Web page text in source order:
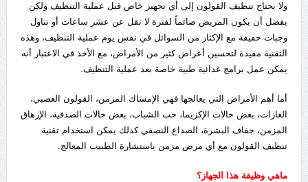
ولا يحتاج تنظيف القولون إلى أي تجهيز خاص قبل عملية التنظيف ولكن
يفضل أن يكون المريض صائماً لفترة لا تقل عن عشر ساعات أو تناول
وجبات خفيفة مع الإكثار من السوائل في نفس يوم عملية التنظيف، وهذه
التقنية مفيدة لتحسين أعراض كثير من الأمراض، مع الأخذ في الاعتبار أنه
يمكن عمل برامج غذائية طبية خاصة بعد عملية التنظيف.
أما أهم الأمراض التي يعالجها فهي الإمساك المزمن، القولون العصبي،
الغازات، بعض حالات الإكزيما، حب الشباب، بعض حالات الصدفية، الإرهاق
المزمن، جفاف البشرة، الصداع النصفي كذلك يمكن استخدام تقنية
تنظيف القولون مع أي مرض مزمن باستشارة الطبيب المعالج.
ماهي وظيفة هذا الجهاز؟